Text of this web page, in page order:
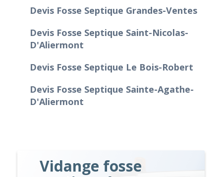
Devis Fosse Septique Grandes-Ventes
Devis Fosse Septique Saint-Nicolas-
D'Aliermont
Devis Fosse Septique Le Bois-Robert
Devis Fosse Septique Sainte-Agathe-
D'Aliermont
Vidange fosse